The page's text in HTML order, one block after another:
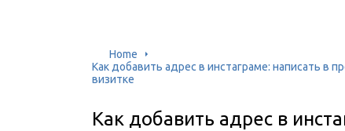
Home
Как добавить адрес в инстаграме: написать в
визитке
Как добавить адрес в